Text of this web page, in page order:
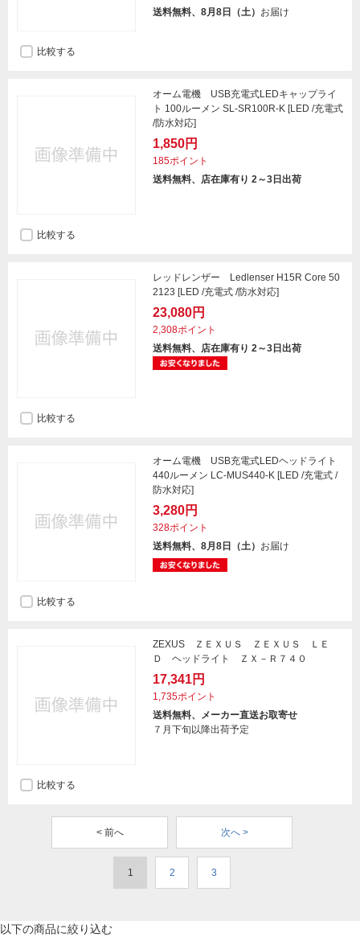
送料無料、8月8日（土） お届け
比較する
オーム電機 USB充電式LEDキャップライ
ト 100ルーメン SL-SR100R-K [LED /充電式
/防水対応]
1,850円
185ポイント
送料無料、店在庫有り 2～3日出荷
比較する
レッドレンザー Ledlenser H15R Core 50
2123 [LED /充電式 /防水対応]
23,080円
2,308ポイント
送料無料、店在庫有り 2～3日出荷
比較する
オーム電機 USB充電式LEDヘッドライト
440ルーメン LC-MUS440-K [LED /充電式 /
防水対応]
3,280円
328ポイント
送料無料、8月8日（土） お届け
比較する
ZEXUS ＺＥＸＵＳ ＺＥＸＵＳ ＬＥ
Ｄ ヘッドライト ＺＸ－Ｒ７４０
17,341円
1,735ポイント
送料無料、メーカー直送お取寄せ
７月下旬以降出荷予定
比較する
< 前へ 次へ >
1 2 3
以下の商品に絞り込む